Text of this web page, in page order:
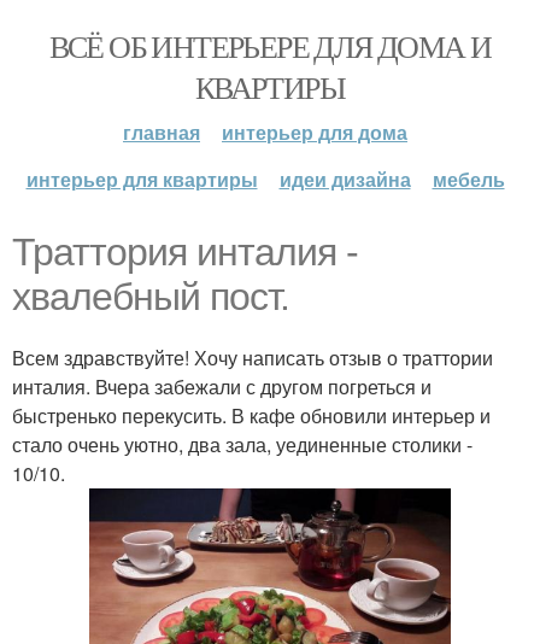
ВСЁ ОБ ИНТЕРЬЕРЕ ДЛЯ ДОМА И
КВАРТИРЫ
главная
интерьер для дома
интерьер для квартиры
идеи дизайна мебель
Траттория инталия -
хвалебный пост.
Всем здравствуйте! Хочу написать отзыв о траттории
инталия. Вчера забежали с другом погреться и
быстренько перекусить. В кафе обновили интерьер и
стало очень уютно, два зала, уединенные столики -
10/10.